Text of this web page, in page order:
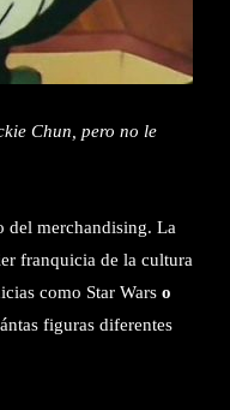
Chun, pero no le
del merchandising. La
franquicia de la cultura
como Star Wars o
figuras diferentes